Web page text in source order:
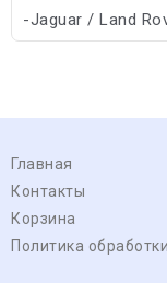
-Jaguar / Land
Главная
Контакты
Корзина
Политика